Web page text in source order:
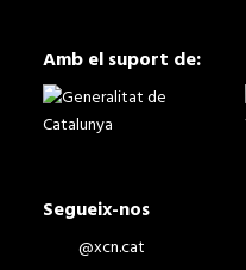
Amb el suport de:
Segueix-nos
@xcn.cat